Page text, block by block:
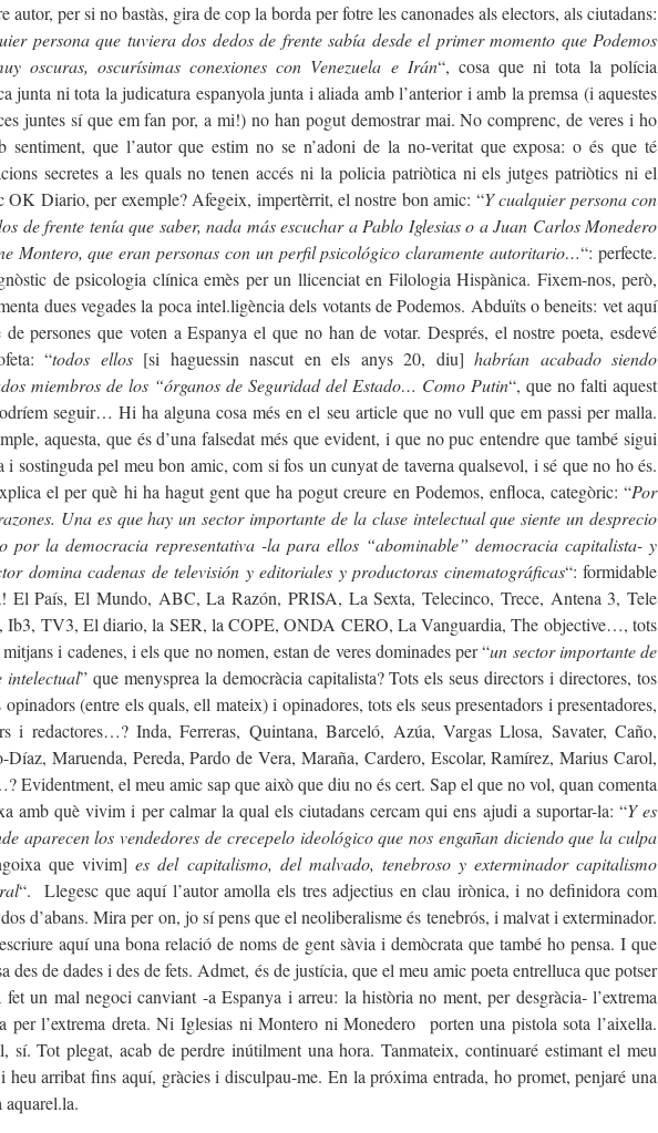
autor, per si no bastàs, gira de cop la borda per fotre les canonades als electors, als ciutadans:
persona que tuviera dos dedos de frente sabía desde el primer momento que Podemos
oscuras, oscurísimas conexiones con Venezuela e Irán“, cosa que ni tota la polícia
junta ni tota la judicatura espanyola junta i aliada amb l’anterior i amb la premsa (i aquestes
juntes sí que em fan por, a mi!) no han pogut demostrar mai. No comprenc, de veres i ho
sentiment, que l’autor que estim no se n’adoni de la no-veritat que exposa: o és que té
secretes a les quals no tenen accés ni la policia patriòtica ni els jutges patriòtics ni el
OK Diario, per exemple? Afegeix, impertèrrit, el nostre bon amic: “Y cualquier persona con
de frente tenía que saber, nada más escuchar a Pablo Iglesias o a Juan Carlos Monedero
Montero, que eran personas con un perfil psicológico claramente autoritario…“: perfecte.
de psicologia clínica emès per un llicenciat en Filologia Hispànica. Fixem-nos, però,
dues vegades la poca intel.ligència dels votants de Podemos. Abduïts o beneits: vet aquí
de persones que voten a Espanya el que no han de votar. Després, el nostre poeta, esdevé
“todos ellos[si haguessin nascut en els anys 20, diu]habrían acabado siendo
miembros de los “órganos de Seguridad del Estado… Como Putin“, que no falti aquest
seguir… Hi ha alguna cosa més en el seu article que no vull que em passi per malla.
aquesta, que és d’una falsedat més que evident, i que no puc entendre que també sigui
i sostinguda pel meu bon amic, com si fos un cunyat de taverna qualsevol, i sé que no ho és.
el per què hi ha hagut gent que ha pogut creure en Podemos, enfloca, categòric: “Por
Una es que hay un sector importante de la clase intelectual que siente un desprecio
por la democracia representativa -la para ellos “abominable” democracia capitalista- y
domina cadenas de televisión y editoriales y productoras cinematográficas“: formidable
El País, El Mundo, ABC, La Razón, PRISA, La Sexta, Telecinco, Trece, Antena 3, Tele
Ib3, TV3, El diario, la SER, la COPE, ONDA CERO, La Vanguardia, The objective…, tots
mitjans i cadenes, i els que no nomen, estan de veres dominades per “un sector importante de
intelectual” que menysprea la democràcia capitalista? Tots els seus directors i directores, tos
opinadors (entre els quals, ell mateix) i opinadores, tots els seus presentadors i presentadores,
i redactores…? Inda, Ferreras, Quintana, Barceló, Azúa, Vargas Llosa, Savater, Caño,
Díaz, Maruenda, Pereda, Pardo de Vera, Maraña, Cardero, Escolar, Ramírez, Marius Carol,
Evidentment, el meu amic sap que això que diu no és cert. Sap el que no vol, quan comenta
amb què vivim i per calmar la qual els ciutadans cercam qui ens ajudi a suportar-la: “Y es
aparecen los vendedores de crecepelo ideológico que nos engañan diciendo que la culpa
que vivim] es del capitalismo, del malvado, tenebroso y exterminador capitalismo
“. Llegesc que aquí l’autor amolla els tres adjectius en clau irònica, i no definidora com
d’abans. Mira per on, jo sí pens que el neoliberalisme és tenebrós, i malvat i exterminador.
aquí una bona relació de noms de gent sàvia i demòcrata que també ho pensa. I que
des de dades i des de fets. Admet, és de justícia, que el meu amic poeta entrelluca que potser
fet un mal negoci canviant -a Espanya i arreu: la història no ment, per desgràcia- l’extrema
per l’extrema dreta. Ni Iglesias ni Montero ni Monedero porten una pistola sota l’aixella.
sí. Tot plegat, acab de perdre inútilment una hora. Tanmateix, continuaré estimant el meu
heu arribat fins aquí, gràcies i disculpau-me. En la próxima entrada, ho promet, penjaré una